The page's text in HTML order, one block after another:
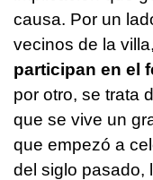
causa. Por un
vecinos de la
participan en el
por otro, se trata
que se vive un
que empezó a
del siglo pasado,